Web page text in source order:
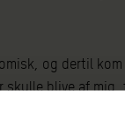
og dertil
skulle blive af
Oveni gik jeg